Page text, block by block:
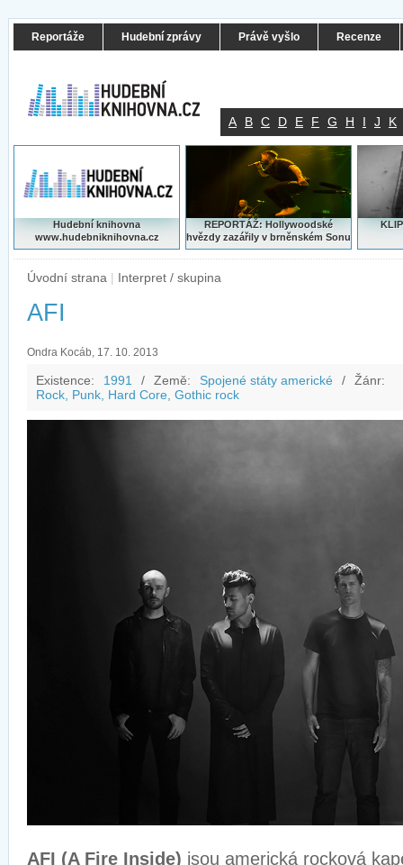
Reportáže Hudební zprávy Právě vyšlo Recenze
A B C D E F G H I J K
Hudební knihovna
www.hudebniknihovna.cz
REPORTÁŽ: Hollywoodské
hvězdy zazářily v brněnském Sonu
Úvodní strana | Interpret / skupina
AFI
Ondra Kocáb, 17. 10. 2013
Existence: 1991 / Země: Spojené státy americké /
Žánr:
Rock, Punk, Hard Core, Gothic rock
AFI (A Fire Inside) jsou americká rocková